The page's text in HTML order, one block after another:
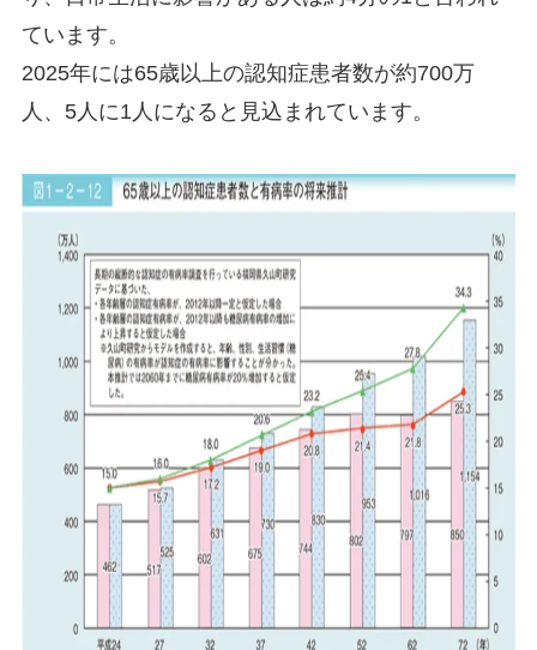
ています。
2025年には65歳以上の認知症患者数が約700万
人、5人に1人になると見込まれています。